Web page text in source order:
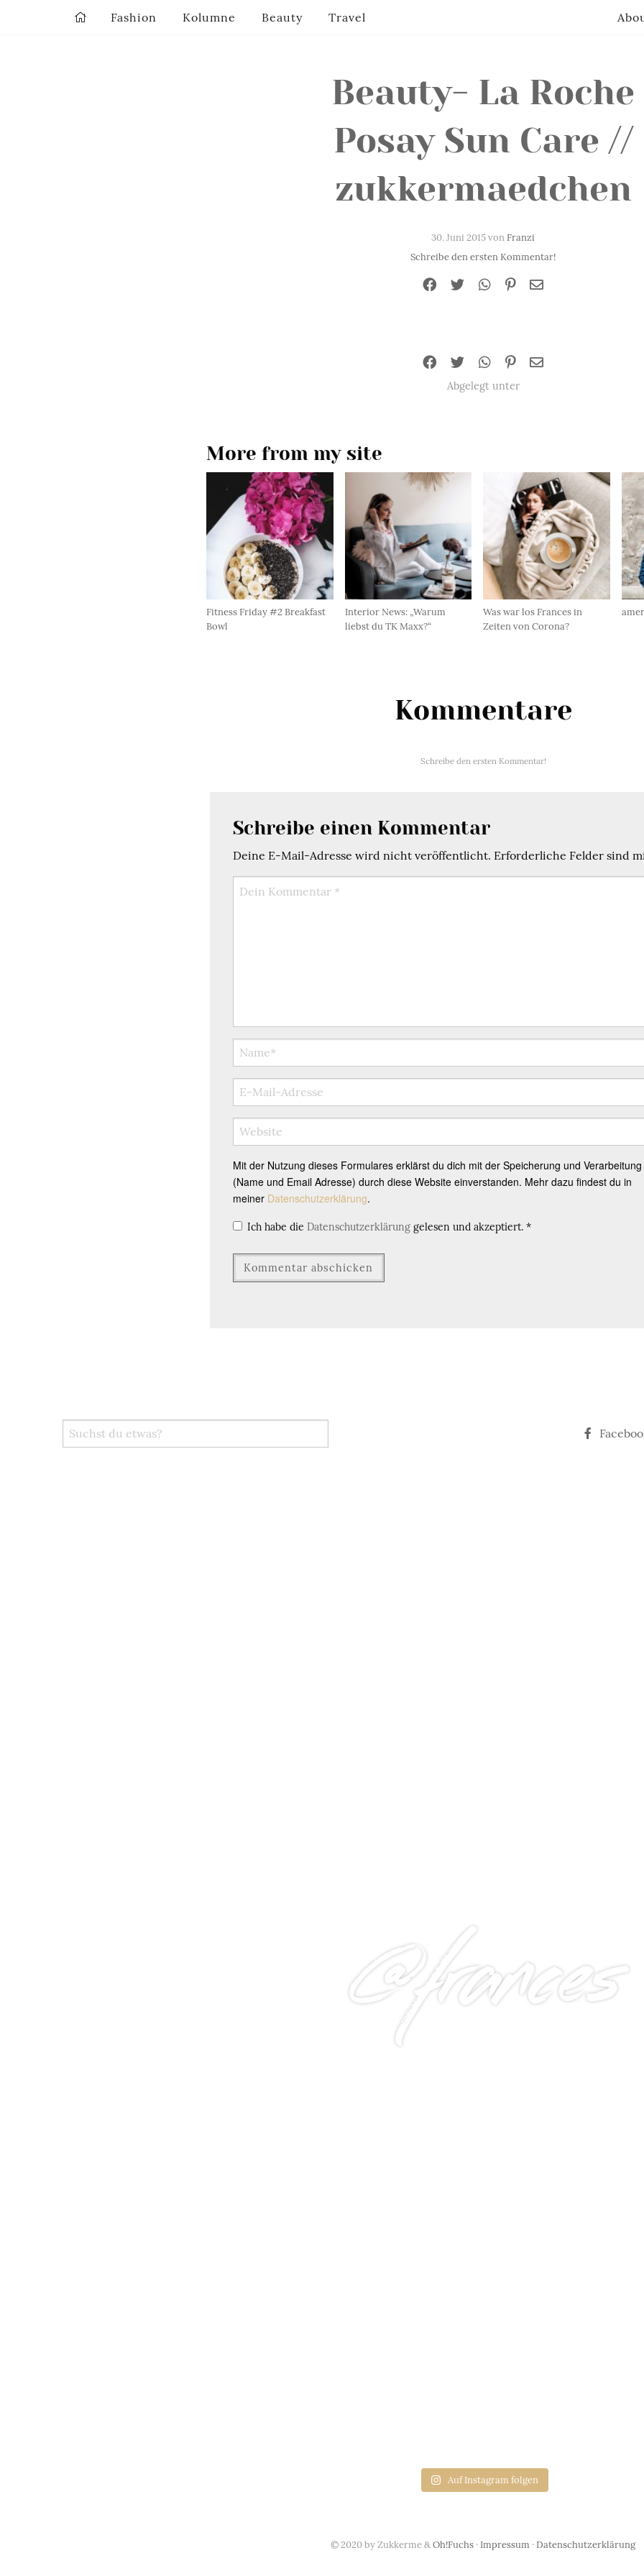
Beauty- La Roche
Posay Sun Care //
zukkermaedchen
30. Juni 2015 vonFranzi
Schreibe den ersten Kommentar!
Abgelegt unter
More from my site
Fitness Friday #2 Breakfast
Bowl
Interior News: „Warum
liebst du TK Maxx?“
Was war los Frances in
Zeiten von Corona?
Kommentare
Schreibe den ersten Kommentar!
Schreibe einen Kommentar
Deine E-Mail-Adresse wird nicht veröffentlicht. Erforderliche Felder sind
Mit der Nutzung dieses Formulares erklärst du dich mit der Speicherung und
(Name und Email Adresse) durch diese Website einverstanden. Mehr dazu findest du in
meiner Datenschutzerklärung.
Ich habe die Datenschutzerklärung gelesen und akzeptiert. *
Auf Instagram folgen
@frances
© 2020 by Zukkerme &Oh!Fuchs · Impressum · Datenschutzerklärung
Fashion Kolumne Beauty Travel